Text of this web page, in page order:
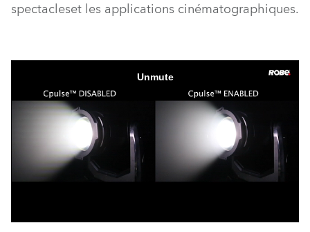
spectacleset les applications cinématographiques.